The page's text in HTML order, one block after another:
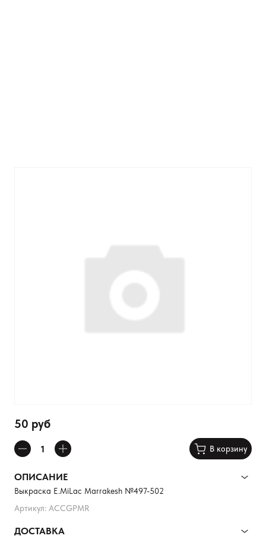
50 руб
В корзину
ОПИСАНИЕ
Выкраска E.MiLac Marrakesh №497-502
Артикул: ACCGPMR
ДОСТАВКА